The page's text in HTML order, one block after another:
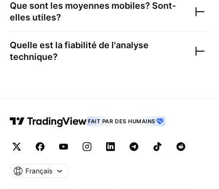
Que sont les moyennes mobiles? Sont-
elles utiles?
Quelle est la fiabilité de l'analyse
technique?
FAIT PAR DES HUMAINS
Français